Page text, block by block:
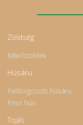
Zöldség
Mikrózöldek
Húsáru
Feldolgozott húsáru
Friss hús
Tojás